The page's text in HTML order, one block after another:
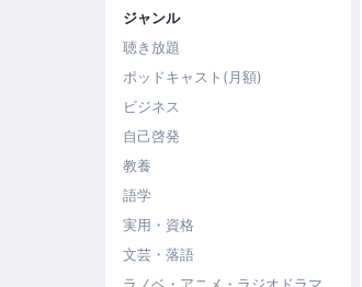
ジャンル
聴き放題
ポッドキャスト(月額)
ビジネス
自己啓発
教養
語学
実用・資格
文芸・落語
ラノベ・アニメ・ラジオドラマ